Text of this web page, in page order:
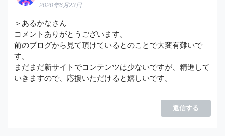
2020年6月23日
＞あるかなさん
コメントありがとうございます。
前のブログから見て頂けているとのことで大変有難いで
す。
まだまだ新サイトでコンテンツは少ないですが、精進して
いきますので、応援いただけると嬉しいです。
返信する